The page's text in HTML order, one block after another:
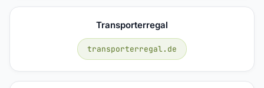
Transporterregal
transporterregal.de